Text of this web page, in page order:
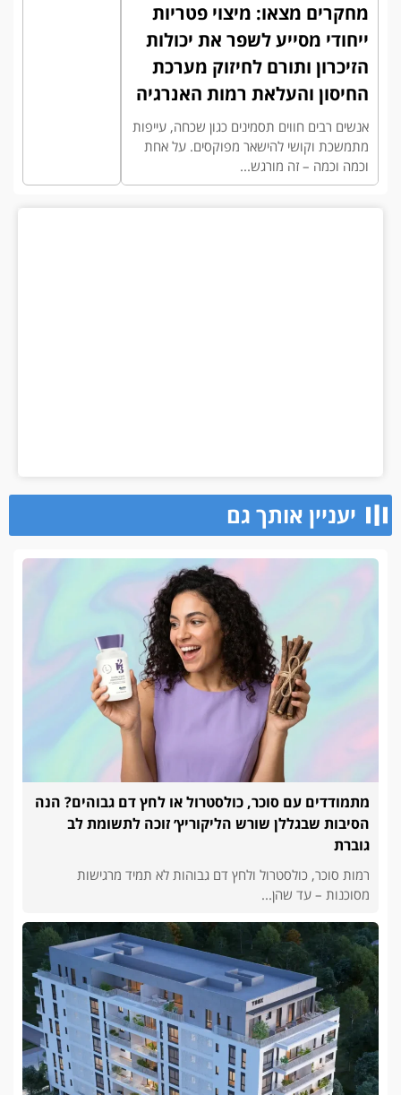
מחקרים מצאו: מיצוי פטריות
ייחודי מסייע לשפר את יכולות
הזיכרון ותורם לחיזוק מערכת
החיסון והעלאת רמות האנרגיה
אנשים רבים חווים תסמינים כגון שכחה, עייפות
מתמשכת וקושי להישאר מפוקסים. על אחת
וכמה וכמה – זה מורגש...
יעניין אותך גם
מתמודדים עם סוכר, כולסטרול או לחץ דם גבוהים? הנה
הסיבות שבגללן שורש הליקוריץ׳ זוכה לתשומת לב
גוברת
רמות סוכר, כולסטרול ולחץ דם גבוהות לא תמיד מרגישות
מסוכנות – עד שהן...